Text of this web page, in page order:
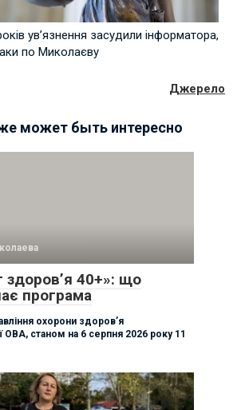
ув’язнення засудили інформатора,
по Миколаєву
Джерело
может быть интересно
здоров’я 40+»: що
програма
охорони здоровʼя
ОВА, станом на 6 серпня 2026 року 11